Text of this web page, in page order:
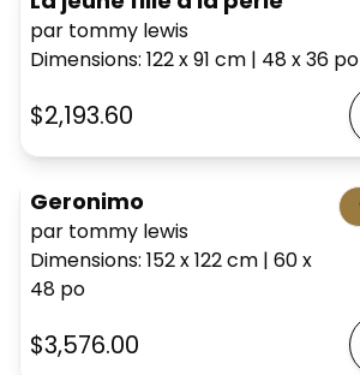
par tommy lewis
Dimensions: 122 x 91 cm | 48 x 36 po
$2,193.60
Geronimo
par tommy lewis
Dimensions: 152 x 122cm | 60 x
48 po
$3,576.00